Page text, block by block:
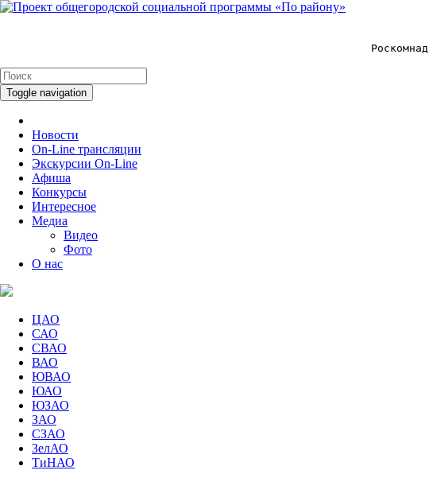
Toggle navigation
Новости
On-Line трансляции
Экскурсии On-Line
Афиша
Конкурсы
Интересное
Медиа
Видео
Фото
О нас
ЦАО
САО
СВАО
ВАО
ЮВАО
ЮАО
ЮЗАО
ЗАО
СЗАО
ЗелАО
ТиНАО